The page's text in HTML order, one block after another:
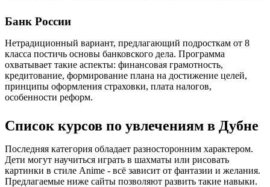
Банк России
Нетрадиционный вариант, предлагающий подросткам от 8
класса постичь основы банковского дела. Программа
охватывает такие аспекты: финансовая грамотность,
кредитование, формирование плана на достижение целей,
принципы оформления страховки, плата налогов,
особенности реформ.
Список курсов по увлечениям в Дубне
Последняя категория обладает разносторонним характером.
Дети могут научиться играть в шахматы или рисовать
картинки в стиле Anime - всё зависит от фантазии и желания.
Предлагаемые ниже сайты позволяют развить такие навыки.